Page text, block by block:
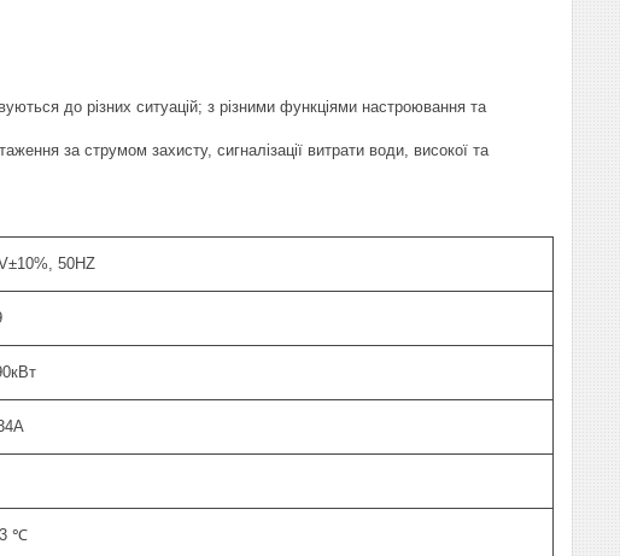
до різних ситуацій; з різними функціями настроювання та
за струмом захисту, сигналізації витрати води, високої та
50HZ
℃